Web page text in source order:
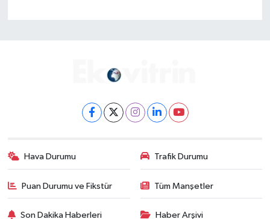
Hava Durumu Trafik Durumu
Puan Durumu ve Fikstür Tüm Manşetler
Son Dakika Haberleri Haber Arşivi